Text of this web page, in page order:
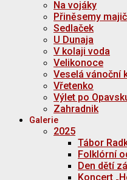
Na vojáky
Přiněsemy
Sedlaček
U Dunaja
V kolaji voda
Velikonoce
Veselá vánoční
Vřetenko
Výlet po
Zahradnik
Galerie
2025
Tábor
Folklórní
Den dětí
Koncert